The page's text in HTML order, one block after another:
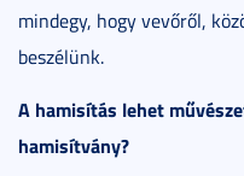
mindegy, hogy vevőről,
beszélünk.
A hamisítás lehet
hamisítvány?